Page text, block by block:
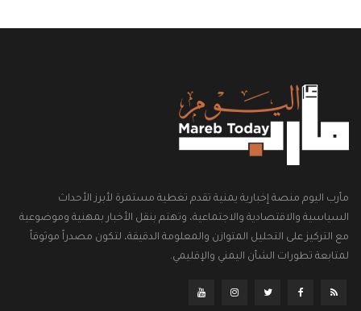
مأرب اليوم منصة إخبارية يمنية تقدم تغطية مستمرة لأبرز الأحداث
السياسية والاقتصادية والاجتماعية، وتهتم بنقل الأخبار بمهنية وموضوعية
مع التركيز على التحليل المتوازن والمعلومة الدقيقة، لتكون مصدراً موثوقاً
لمتابعة تطورات الشأن اليمني والإقليمي.